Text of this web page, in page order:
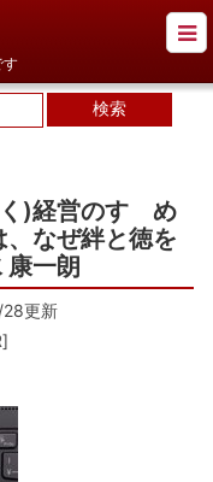
す
)経営のすゝめ
なぜ絆と徳を
康一朗
更新